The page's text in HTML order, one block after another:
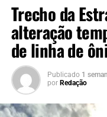
Trecho da
alteração
de linha de
Publicado 1
por Redação